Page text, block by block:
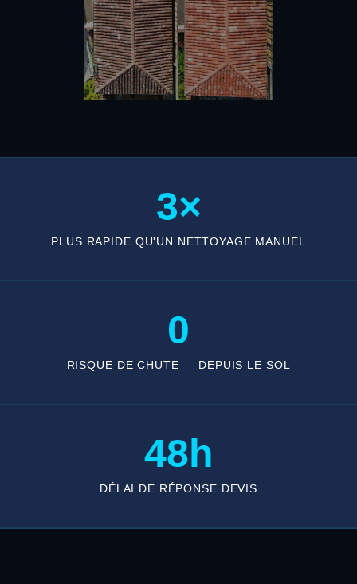
3×
PLUS RAPIDE QU'UN NETTOYAGE MANUEL
0
RISQUE DE CHUTE — DEPUIS LE SOL
48h
DÉLAI DE RÉPONSE DEVIS